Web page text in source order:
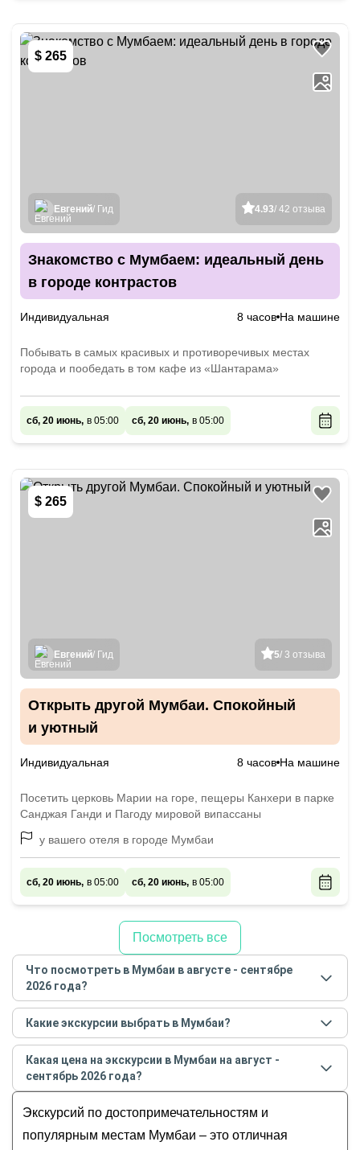
$ 265
4.93/ 42 отзыва
Евгений/ Гид
Знакомство с Мумбаем: идеальный день
в городе контрастов
Индивидуальная 8 часов На машине
Побывать в самых красивых и противоречивых местах
города и пообедать в том кафе из «Шантарама»
сб, 20 июнь, в 05:00 сб, 20 июнь, в 05:00
$ 265
5/ 3 отзыва
Евгений/ Гид
Открыть другой Мумбаи. Спокойный
и уютный
Индивидуальная 8 часов На машине
Посетить церковь Марии на горе, пещеры Канхери в парке
Санджая Ганди и Пагоду мировой випассаны
у вашего отеля в городе Мумбаи
сб, 20 июнь, в 05:00 сб, 20 июнь, в 05:00
Посмотреть все
Что посмотреть в Мумбаи в августе - сентябре
2026 года?
Самые популярные местав Мумбаив августе -
сентябре 2026года:
Обзорные
История и архитектура
Музеи и искусство
Гастрономические
Для детей
Какие экскурсии выбрать в Мумбаи?
Самые популярные экскурсиив Мумбаив августе -
сентябре 2026года:
Мумбаи: обзорная экскурсия по следам
«Шантарам»
Две стороны Мумбаи: Болливуд и трущобы
Какая цена на экскурсии в Мумбаи на август -
сентябрь 2026 года?
сентябрь 2026года от 185до 380 USD
Экскурсий по достопримечательностям и
популярным местам Мумбаи – это отличная